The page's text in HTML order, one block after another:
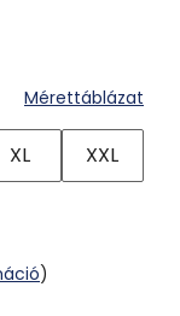
Mérettáblázat
XL XXL
)